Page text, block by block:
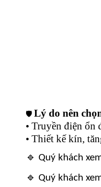
🛡️ Lý do nên
• Truyền điện
• Thiết kế kín,
🔹 Quý khách
🔹 Quý khách